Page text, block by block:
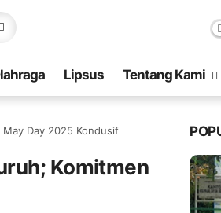
Lipsus Tentang Kami
Day 2025 Kondusif
Komitmen